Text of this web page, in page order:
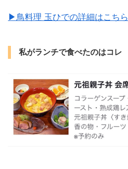
▶︎鳥料理 玉ひでの詳細はこちら
私がランチで食べたのはコレ